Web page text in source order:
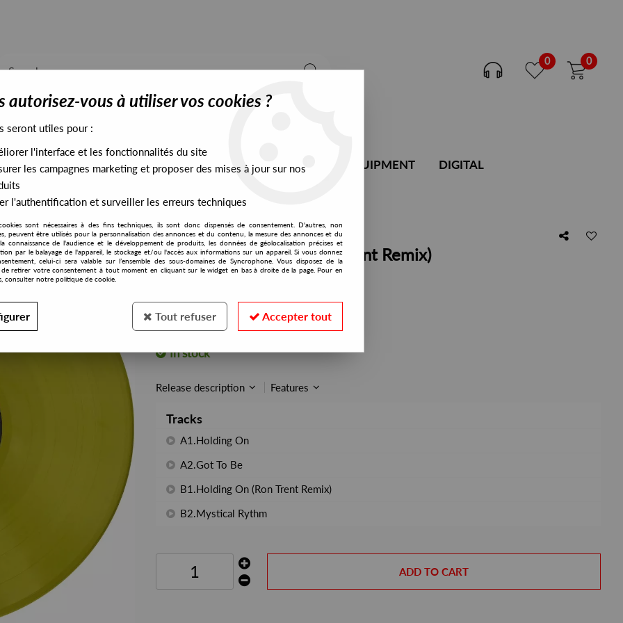
0 0
STOCK EXCLUSIVES PRESALES EXCLUSIVES DJ EQUIPMENT DIGITAL
- Holding On
Phonogramme
DJ Steaw (Original + Ron Trent Remix)
Holding On
15,90 €incl. taxes
PHONOGRAMME52
In stock
Release description Features
Tracks
A1.Holding On
A2.Got To Be
B1.Holding On (Ron Trent Remix)
B2.Mystical Rythm
ADD TO CART
autorisez-vous à utiliser vos cookies ?
seront utiles pour :
l'interface et les fonctionnalités du site
les campagnes marketing et proposer des mises à jour sur nos
l'authentification et surveiller les erreurs techniques
sont nécessaires à des fins techniques, ils sont donc dispensés de consentement. D'autres, non
peuvent être utilisés pour la personnalisation des annonces et du contenu, la mesure des annonces et du
connaissance de l'audience et le développement de produits, les données de géolocalisation précises et
par le balayage de l'appareil, le stockage et/ou l'accès aux informations sur un appareil. Si vous donnez
celui-ci sera valable sur l’ensemble des sous-domaines de Syncrophone. Vous disposez de la
de retirer votre consentement à tout moment en cliquant sur le widget en bas à droite de la page. Pour en
consulter notre politique de cookie.
Tout refuser Accepter tout